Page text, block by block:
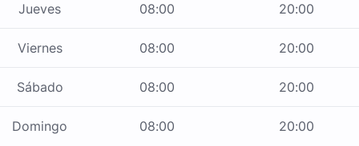
Jueves 08:00 20:00
Viernes 08:00 20:00
Sábado 08:00 20:00
Domingo 08:00 20:00